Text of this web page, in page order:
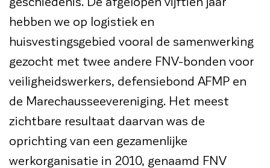
hebben we op logistiek en
huisvestingsgebied vooral de samenwerking
gezocht met twee andere FNV-bonden voor
veiligheidswerkers, defensiebond AFMP en
de Marechausseevereniging. Het meest
zichtbare resultaat daarvan was de
oprichting van een gezamenlijke
werkorganisatie in 2010, genaamd FNV